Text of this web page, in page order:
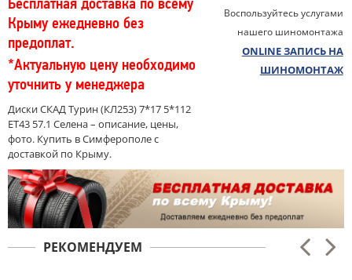
Крыму ежедневно без
предоплат.
*Актуальную цену необходимо
уточнить у менеджера
Диски СКАД Турин (КЛ253) 7*17 5*112
ET43 57.1 Селена – описание, цены,
фото. Купить в Симферополе с
доставкой по Крыму.
Воспользуйтесь услугами
нашего шиномонтажа
ONLINE ЗАПИСЬ НА
ШИНОМОНТАЖ
РЕКОМЕНДУЕМ